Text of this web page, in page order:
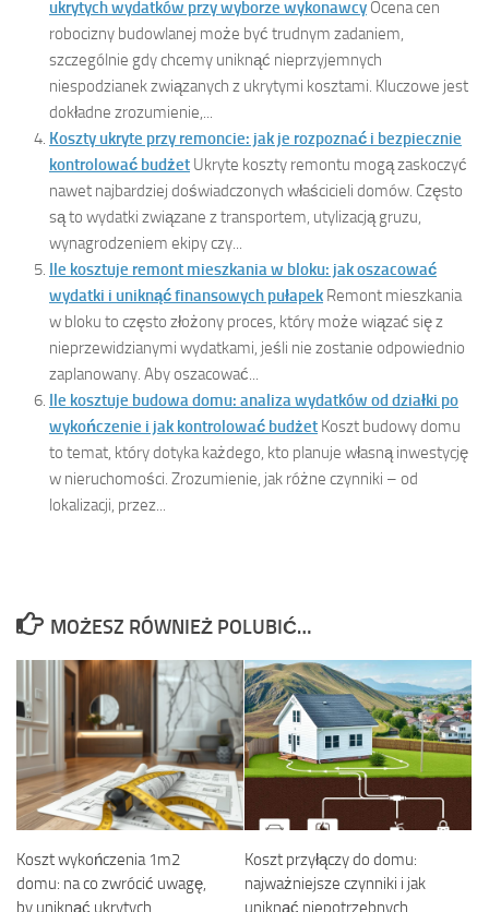
ukrytych wydatków przy wyborze wykonawcy Ocena cen
robocizny budowlanej może być trudnym zadaniem,
szczególnie gdy chcemy uniknąć nieprzyjemnych
niespodzianek związanych z ukrytymi kosztami. Kluczowe jest
dokładne zrozumienie,...
Koszty ukryte przy remoncie: jak je rozpoznać i bezpiecznie
kontrolować budżet Ukryte koszty remontu mogą zaskoczyć
nawet najbardziej doświadczonych właścicieli domów. Często
są to wydatki związane z transportem, utylizacją gruzu,
wynagrodzeniem ekipy czy...
Ile kosztuje remont mieszkania w bloku: jak oszacować
wydatki i uniknąć finansowych pułapek Remont mieszkania
w bloku to często złożony proces, który może wiązać się z
nieprzewidzianymi wydatkami, jeśli nie zostanie odpowiednio
zaplanowany. Aby oszacować...
Ile kosztuje budowa domu: analiza wydatków od działki po
wykończenie i jak kontrolować budżet Koszt budowy domu
to temat, który dotyka każdego, kto planuje własną inwestycję
w nieruchomości. Zrozumienie, jak różne czynniki – od
lokalizacji, przez...
MOŻESZ RÓWNIEŻ POLUBIĆ…
Koszt wykończenia 1m2
domu: na co zwrócić uwagę,
by uniknąć ukrytych
Koszt przyłączy do domu:
najważniejsze czynniki i jak
uniknąć niepotrzebnych